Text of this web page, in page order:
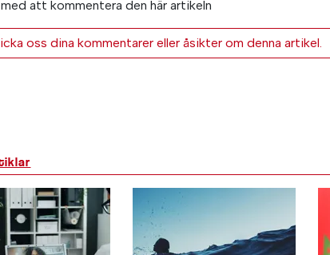
att kommentera den här artikeln
oss dina kommentarer eller åsikter om denna artikel.